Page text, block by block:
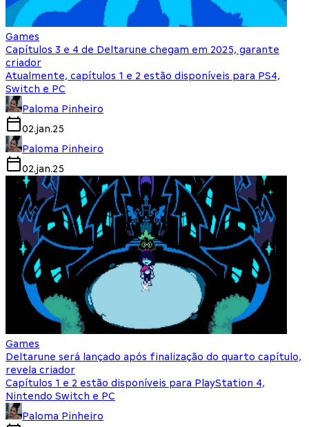
Games
Capítulos 3 e 4 de Deltarune chegam em 2025, garante
criador
Atualmente, capítulos 1 e 2 estão disponíveis para PS4,
Switch e PC
Paloma Pinheiro
02.jan.25
Paloma Pinheiro
02.jan.25
Games
Deltarune será lançado após finalização do quarto capítulo,
revela criador
Capítulos 1 e 2 estão disponíveis para PlayStation 4,
Nintendo Switch e PC
Paloma Pinheiro